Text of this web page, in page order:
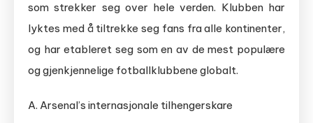
som strekker seg over hele verden. Klubben har
lyktes med å tiltrekke seg fans fra alle kontinenter,
og har etableret seg som en av de mest populære
og gjenkjennelige fotballklubbene globalt.
A. Arsenal’s internasjonale tilhengerskare